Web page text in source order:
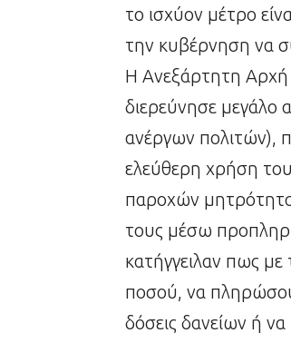
το ισχύον μέτρο
την κυβέρνηση να
Η Ανεξάρτητη Αρχή
διερεύνησε μεγάλο
ανέργων πολιτών),
ελεύθερη χρήση
παροχών
τους μέσω
κατήγγειλαν πως
ποσού, να
δόσεις δανείων ή